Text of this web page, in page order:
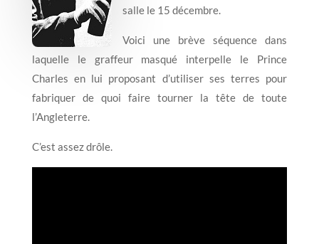
salle le 15 décembre.
Voici une brève séquence dans
laquelle le graffeur masqué interpelle le Prince
Charles en lui proposant d’utiliser ses terres pour
fabriquer de quoi faire tourner la tête de toute
l’Angleterre.
C’est assez drôle.